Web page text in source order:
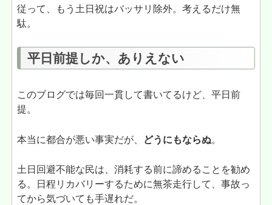
従って、もう土日祝はバッサリ除外。考えるだけ無
駄。
平日前提しか、ありえない
このブログでは毎回一貫して書いてるけど、平日前
提。
本当に都合が悪い事実だが、 どうにもならぬ。
土日回避不能な民は、消耗する前に諦めることを勧め
る。日程リカバリーするために無茶走行して、事故っ
てから気づいても手遅れだ。